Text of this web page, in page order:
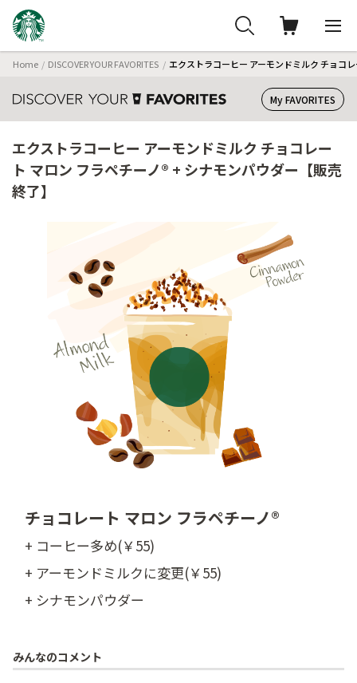
Home DISCOVER YOUR FAVORITES エクストラコーヒー アーモンドミルク チョコ
My FAVORITES
エクストラコーヒー アーモンドミルク チョコレー
ト マロン フラペチーノ® + シナモンパウダー【販売
終了】
チョコレート マロン フラペチーノ®
+ コーヒー多め(￥55)
+ アーモンドミルクに変更(￥55)
+ シナモンパウダー
みんなのコメント